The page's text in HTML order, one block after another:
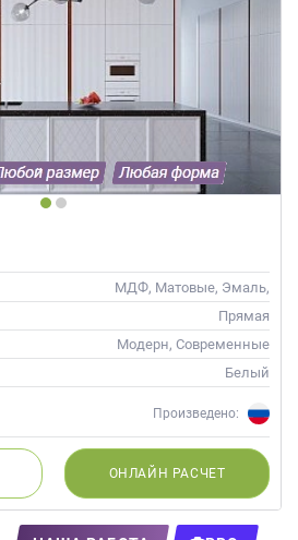
МДФ, Матовые, Эмаль,
Глянцевые
Прямая
Модерн, Современные
Белый
Произведено:
ОНЛАЙН РАСЧЕТ